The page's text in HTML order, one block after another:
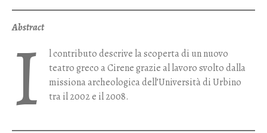
Abstract
I
l contributo descrive la scoperta di un nuovo
teatro greco a Cirene grazie al lavoro svolto dalla
missiona archeologica dell’Università di Urbino
tra il 2002 e il 2008.